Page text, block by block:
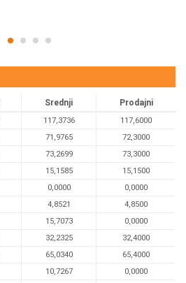
Srednji Prodajni
117,3736
117,6000
71,9765
72,3000
73,2699
73,3000
15,1585
15,1500
0,0000
0,0000
4,8521
4,8500
15,7073
0,0000
32,2325
32,4000
65,0340
65,4000
10,7267 0,0000